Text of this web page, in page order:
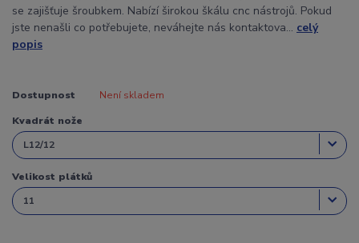
se zajišťuje šroubkem. Nabízí širokou škálu cnc nástrojů. Pokud
jste nenašli co potřebujete, neváhejte nás kontaktova... celý
popis
Dostupnost Není skladem
Kvadrát nože
Velikost plátků